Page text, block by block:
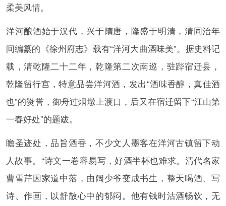
柔美风情。
洋河酿酒始于汉代，兴于隋唐，隆盛于明清，清同治年
间编纂的《徐州府志》载有“洋河大曲酒味美”。据史料记
载，清乾隆二十二年，乾隆第二次南巡，驻跸宿迁县，
乾隆留行宫，特意品尝洋河酒，发出“酒味香醇，真佳酒
也”的赞誉，御舟过烟墩上渡口，后又在宿迁留下“江山第
一春好处”的题跋。
瞻圣迹处，品旨酒香，不少文人墨客在洋河古镇留下动
人故事。“诗文一卷容易写，好酒半杯也难求。清代名家
曹雪芹因家道中落，由阔少爷变成书生，整天喝酒、写
诗、作画，以舒散心中的郁闷。他有钱时沽酒畅饮，无